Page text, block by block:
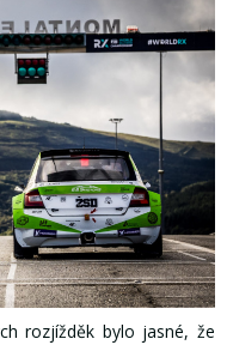
rozjížděk bylo jasné, že